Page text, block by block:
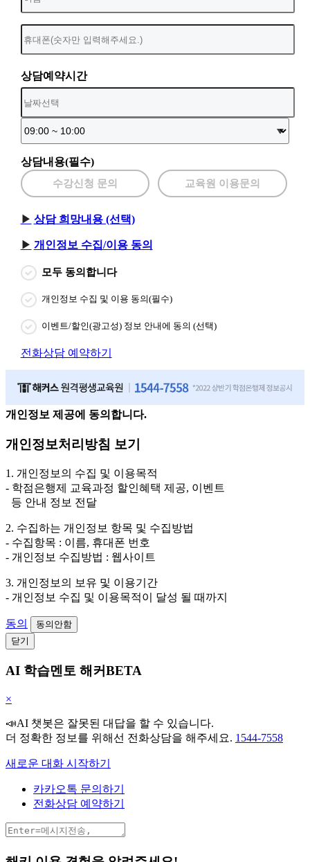
상담예약시간
상담내용(필수)
수강신청 문의 교육원 이용문의
상담 희망내용 (선택)
개인정보 수집/이용 동의
모두 동의합니다
개인정보 수집 및 이용 동의(필수)
이벤트/할인(광고성) 정보 안내에 동의 (선택)
전화상담 예약하기
개인정보 제공에 동의합니다.
개인정보처리방침 보기
1. 개인정보의 수집 및 이용목적
- 학점은행제 교육과정 할인혜택 제공, 이벤트
등 안내 정보 전달
2. 수집하는 개인정보 항목 및 수집방법
- 수집항목 : 이름, 휴대폰 번호
- 개인정보 수집방법 : 웹사이트
3. 개인정보의 보유 및 이용기간
- 개인정보 수집 및 이용목적이 달성 될 때까지
동의
동의안함
닫기
AI 학습멘토 해커BETA
×
📣AI 챗봇은 잘못된 대답을 할 수 있습니다.
더 정확한 정보를 위해선 전화상담을 해주세요. 1544-7558
새로운 대화 시작하기
카카오톡 문의하기
전화상담 예약하기